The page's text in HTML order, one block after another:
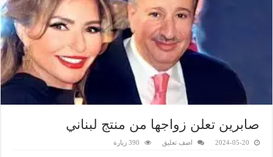
صابرين تعلن زواجها من منتج لبناني
2024-05-20 اضف تعليق 390 زيارة